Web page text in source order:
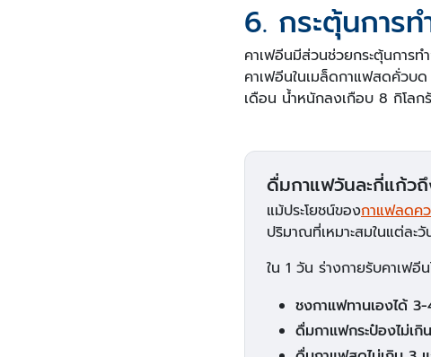
6. กระตุ้นการ
คาเฟอีนมีส่วนช่วยกระตุ้นการ
คาเฟอีนในเมล็ดกาแฟสดคั่วบ
เดือน น้ำหนักลงเกือบ 8 กิโลก
ดื่มกาแฟวันละกี่แก้ว
แม้ประโยชน์ของกาแฟลดคว
ปริมาณที่เหมาะสมในแต่ละ
ใน 1 วัน ร่างกายรับคาเฟ
ชงกาแฟทานเองได้
ดื่มกาแฟกระป๋องไม่เกิ